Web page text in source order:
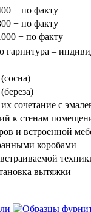
+ по факту
+ по факту
+ по факту
гарнитура –
сочетание с
к стенам
и встроенной
коробами
вытяжки